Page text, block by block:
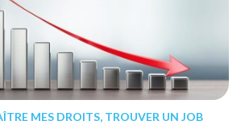
MES DROITS, TROUVER UN JOB